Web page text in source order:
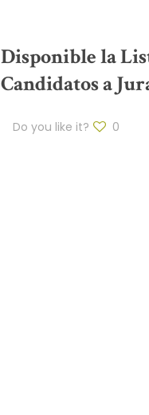
Disponible la
Candidatos a
Do you like it? 0